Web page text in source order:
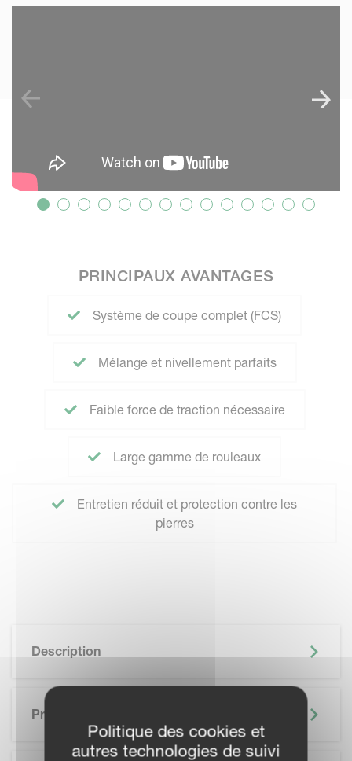
PRINCIPAUX AVANTAGES
Système de coupe complet (FCS)
Mélange et nivellement parfaits
Faible force de traction nécessaire
Large gamme de rouleaux
Entretien réduit et protection contre les
pierres
Description
Principaux Avantages
Politique des cookies et
autres technologies de suivi